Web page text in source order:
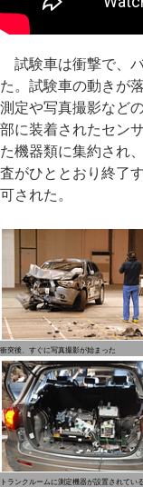
試験車は衝撃で、
た。試験車の動きが
測定や写真撮影など
部に装着されたセン
た機器類に集約され
査がひととおり終了
可された。
衝突後、すぐに写真撮影が始まった
トランクルームに測定機器が設置されている